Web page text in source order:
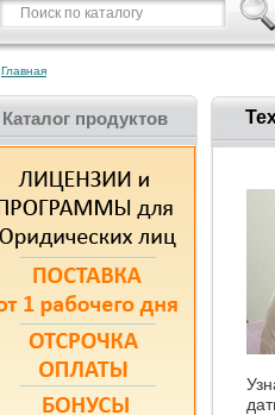
Главная
Каталог продуктов